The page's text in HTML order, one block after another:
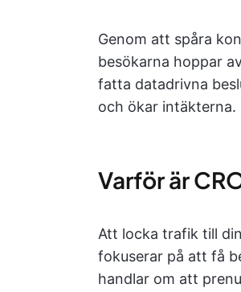
Genom att spåra
besökarna hoppar
fatta datadrivna
och ökar intäkterna.
Varför är
Att locka trafik till
fokuserar på att få
handlar om att